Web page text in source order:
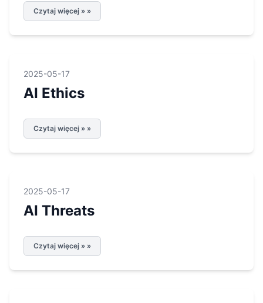
Czytaj więcej » »
2025-05-17
AI Ethics
Czytaj więcej » »
2025-05-17
AI Threats
Czytaj więcej » »